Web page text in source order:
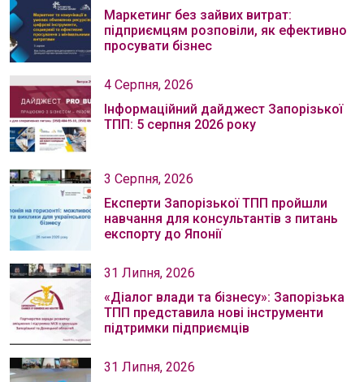
Маркетинг без зайвих витрат:
підприємцям розповіли, як ефективно
просувати бізнес
4 Серпня, 2026
Інформаційний дайджест Запорізької
ТПП: 5 серпня 2026 року
3 Серпня, 2026
Експерти Запорізької ТПП пройшли
навчання для консультантів з питань
експорту до Японії
31 Липня, 2026
«Діалог влади та бізнесу»: Запорізька
ТПП представила нові інструменти
підтримки підприємців
31 Липня, 2026